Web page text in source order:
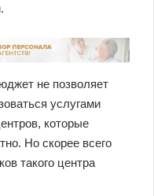
не позволяет
услугами
которые
Но скорее всего
такого центра